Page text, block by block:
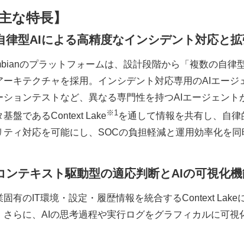
主な特長】
律型AIによる高精度なインシデント対応と
のプラットフォームは、設計段階から「複数の自律
ーキテクチャを採用。インシデント対応専用のAIエー
ションテストなど、異なる専門性を持つAIエージェン
基盤であるContext Lake※1 を通して情報を共有し、自
ティ対応を可能にし、SOCの負担軽減と運用効率化を同
ンテキスト駆動型の適応判断とAIの可視化
固有のIT環境・設定・履歴情報を統合するContext
さらに、AIの思考過程や実行ログをグラフィカルに可視